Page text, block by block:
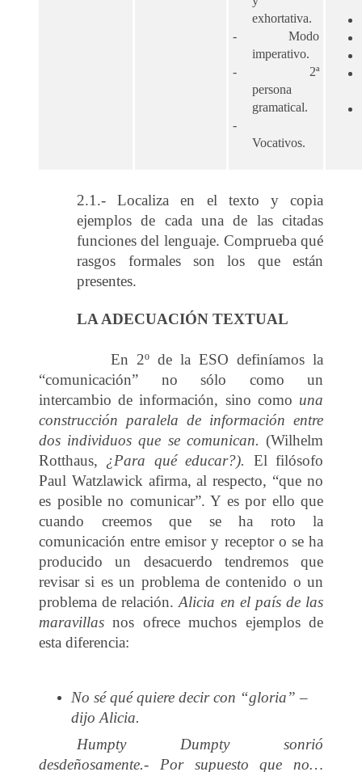
exhortativa.
-
Modo
imperativo.
-
2ª
persona
gramatical.
-
Vocativos.
2.1.- Localiza en el texto y copia
ejemplos de cada una de las citadas
funciones del lenguaje. Comprueba qué
rasgos formales son los que están
presentes.
LA ADECUACIÓN TEXTUAL
En 2º de la ESO definíamos la
“comunicación” no sólo como un
intercambio de información, sino como una
construcción paralela de información entre
dos individuos que se comunican. (Wilhelm
Rotthaus, ¿Para qué educar?).
El filósofo
Paul Watzlawick afirma, al respecto, “que no
es posible no comunicar”. Y es por ello que
cuando creemos que se ha roto la
comunicación entre emisor y receptor o se ha
producido un desacuerdo tendremos que
revisar si es un problema de contenido o un
problema de relación.Alicia en el país de las
maravillas nos ofrece muchos ejemplos de
esta diferencia:
No sé qué quiere decir con “gloria” –
dijo Alicia.
Humpty Dumpty sonrió
desdeñosamente.- Por supuesto que no…